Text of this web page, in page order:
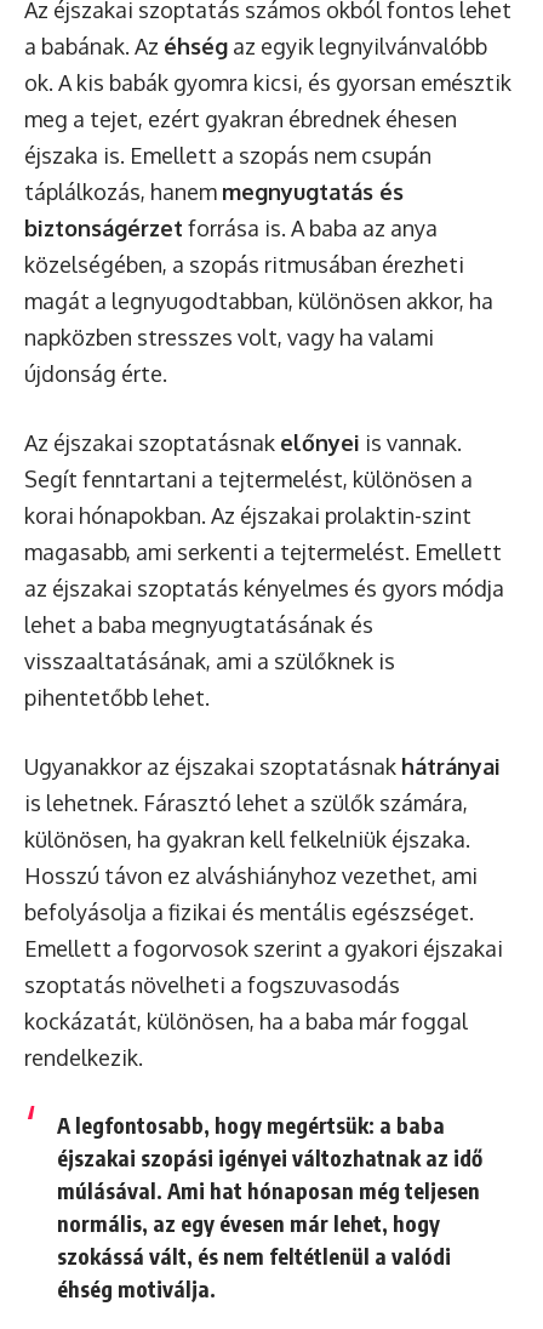
Az éjszakai szoptatás számos okból fontos lehet
a babának. Az éhség az egyik legnyilvánvalóbb
ok. A kis babák gyomra kicsi, és gyorsan emésztik
meg a tejet, ezért gyakran ébrednek éhesen
éjszaka is. Emellett a szopás nem csupán
táplálkozás, hanem megnyugtatás és
biztonságérzet forrása is. A baba az anya
közelségében, a szopás ritmusában érezheti
magát a legnyugodtabban, különösen akkor, ha
napközben stresszes volt, vagy ha valami
újdonság érte.
Az éjszakai szoptatásnak előnyei is vannak.
Segít fenntartani a tejtermelést, különösen a
korai hónapokban. Az éjszakai prolaktin-szint
magasabb, ami serkenti a tejtermelést. Emellett
az éjszakai szoptatás kényelmes és gyors módja
lehet a baba megnyugtatásának és
visszaaltatásának, ami a szülőknek is
pihentetőbb lehet.
Ugyanakkor az éjszakai szoptatásnak hátrányai
is lehetnek. Fárasztó lehet a szülők számára,
különösen, ha gyakran kell felkelniük éjszaka.
Hosszú távon ez alváshiányhoz vezethet, ami
befolyásolja a fizikai és mentális egészséget.
Emellett a fogorvosok szerint a gyakori éjszakai
szoptatás növelheti a fogszuvasodás
kockázatát, különösen, ha a baba már foggal
rendelkezik.
A legfontosabb, hogy megértsük: a baba
éjszakai szopási igényei változhatnak az idő
múlásával. Ami hat hónaposan még teljesen
normális, az egy évesen már lehet, hogy
szokássá vált, és nem feltétlenül a valódi
éhség motiválja.